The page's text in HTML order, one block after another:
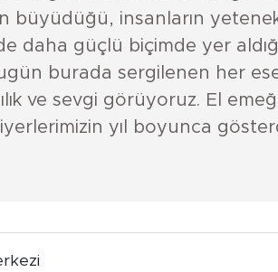
büyüdüğü, insanların
daha güçlü biçimde yer
burada sergilenen her
ve sevgi görüyoruz. El
yıl boyunca